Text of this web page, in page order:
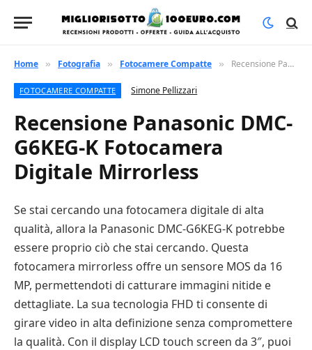
Home » Fotografia » Fotocamere Compatte » Recensione Panasonic DMC-G6KEG-K Fotocamera Digitale Mirrorless
FOTOCAMERE COMPATTE Simone Pellizzari
Recensione Panasonic DMC-
G6KEG-K Fotocamera
Digitale Mirrorless
Se stai cercando una fotocamera digitale di alta
qualità, allora la Panasonic DMC-G6KEG-K potrebbe
essere proprio ciò che stai cercando. Questa
fotocamera mirrorless offre un sensore MOS da 16
MP, permettendoti di catturare immagini nitide e
dettagliate. La sua tecnologia FHD ti consente di
girare video in alta definizione senza compromettere
la qualità. Con il display LCD touch screen da 3″, puoi